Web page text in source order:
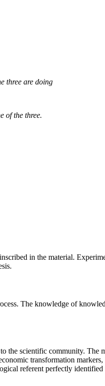
three are doing
of the three.
in the material.
The knowledge of
the scientific community.
transformation
referent perfectly identified